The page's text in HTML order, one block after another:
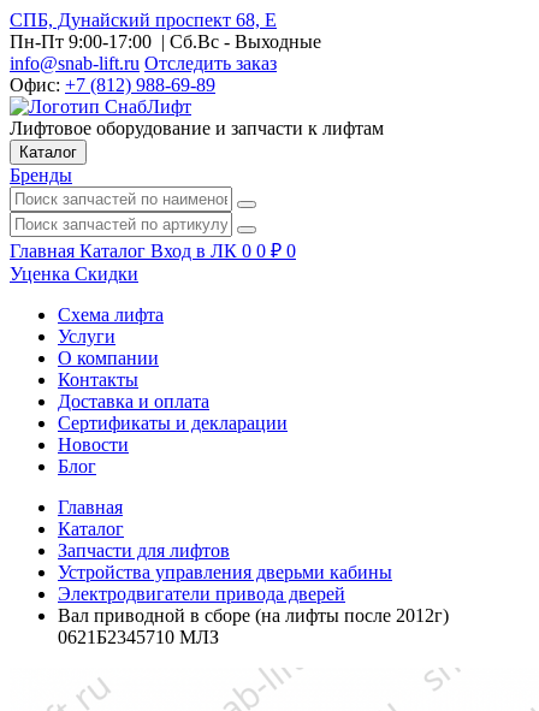
СПБ, Дунайский проспект 68, Е
Пн-Пт 9:00-17:00 | Сб.Вс - Выходные
info@snab-lift.ru Отследить заказ
Офис: +7 (812) 988-69-89
Лифтовое оборудование и запчасти к лифтам
Каталог
Бренды
Главная Каталог Вход в ЛК 0 0 ₽ 0
Уценка Скидки
Схема лифта
Услуги
О компании
Контакты
Доставка и оплата
Сертификаты и декларации
Новости
Блог
Главная
Каталог
Запчасти для лифтов
Устройства управления дверьми кабины
Электродвигатели привода дверей
Вал приводной в сборе (на лифты после 2012г)
0621Б2345710 МЛЗ